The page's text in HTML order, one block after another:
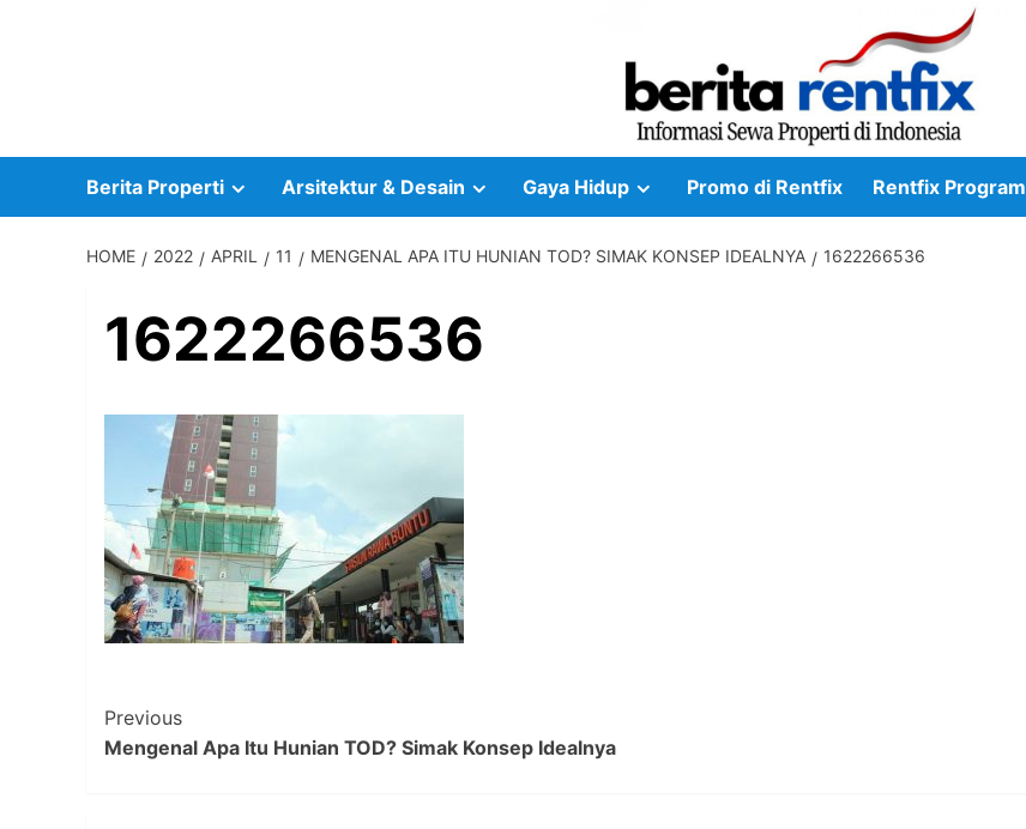
Berita Properti Arsitektur & Desain Gaya Hidup Promo di Rentfix Rentfix Program
HOME 2022 APRIL 11 MENGENAL APA ITU HUNIAN TOD? SIMAK KONSEP IDEALNYA 1622266536
1622266536
Post
Navigation
Previous
Mengenal Apa Itu Hunian TOD? Simak Konsep Idealnya